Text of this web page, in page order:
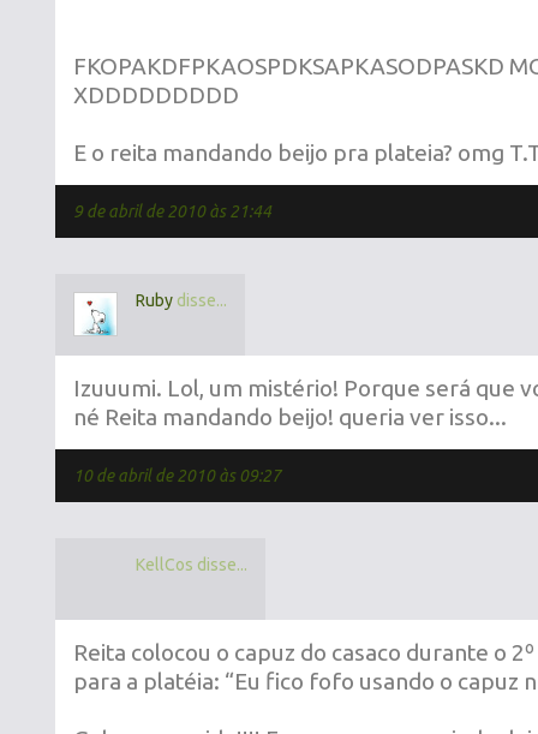
FKOPAKDFPKAOSPDKSAPKASODPASKD
XDDDDDDDDD
E o reita mandando beijo pra plateia? omg
9 de abril de 2010 às 21:44
Ruby disse...
Izuuumi. Lol, um mistério! Porque será que
né Reita mandando beijo! queria ver isso...
10 de abril de 2010 às 09:27
KellCos disse...
Reita colocou o capuz do casaco durante o
para a platéia: “Eu fico fofo usando o capuz